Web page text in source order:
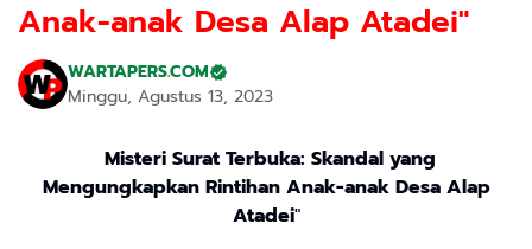
Anak-anak Desa Alap Atadei"
WARTAPERS.COM
Minggu, Agustus 13, 2023
Misteri Surat Terbuka: Skandal yang
Mengungkapkan Rintihan Anak-anak Desa Alap
Atadei"